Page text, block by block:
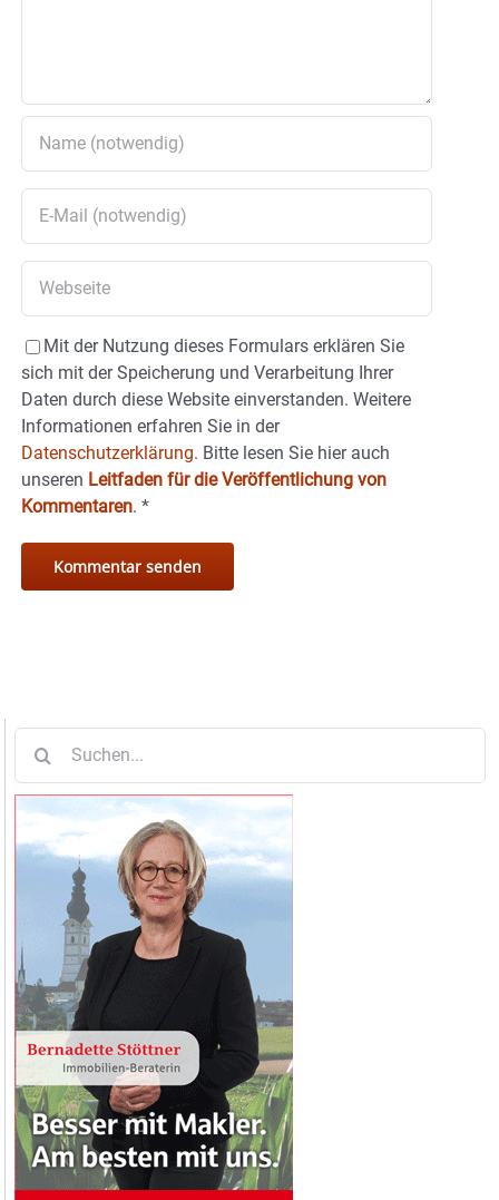
Mit der Nutzung dieses Formulars erklären Sie
sich mit der Speicherung und Verarbeitung Ihrer
Daten durch diese Website einverstanden. Weitere
Informationen erfahren Sie in der
Datenschutzerklärung. Bitte lesen Sie hier auch
unseren Leitfaden für die Veröffentlichung von
Kommentaren. *
nach: